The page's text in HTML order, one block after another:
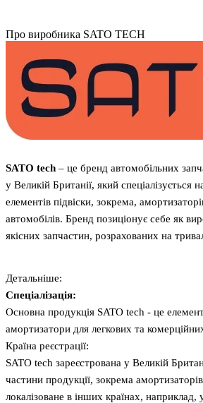
Про виробника SATO TECH
SATO tech – це бренд автомобільних
у Великій Британії, який спеціалізується
елементів підвіски, зокрема,
автомобілів. Бренд позиціонує себе як
якісних запчастин, розрахованих на
Детальніше:
Спеціалізація:
Основна продукція SATO tech - це
амортизатори для легкових та
Країна реєстрації:
SATO tech зареєстрована у Великій
частини продукції, зокрема
локалізоване в інших країнах, наприклад,